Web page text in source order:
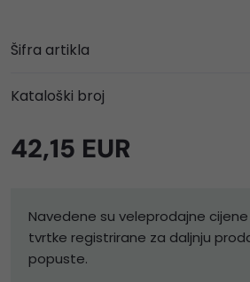
Šifra artikla
Kataloški broj
42,15 EUR
Navedene su veleprodajne cijene
tvrtke registrirane za daljnju
popuste.